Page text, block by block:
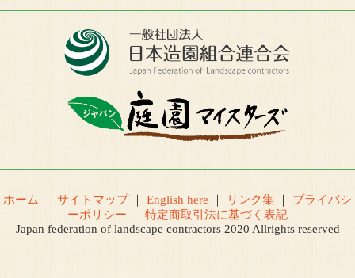
ホーム ｜ サイトマップ｜ English here ｜ リンク集 ｜ プライバシ
ーポリシー ｜ 特定商取引法に基づく表記
Japan federation of landscape contractors 2020 Allrights reserved